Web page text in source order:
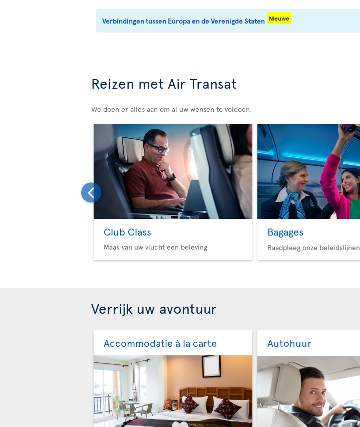
Verbindingen tussen Europa en de Verenigde Staten Nieuwe
Reizen met Air Transat
We doen er alles aan om al uw wensen te voldoen.
Club Class
Maak van uw vlucht een beleving
Bagages
Raadpleeg onze beleidslijnen
Verrijk uw avontuur
Accommodatie à la carte Autohuur